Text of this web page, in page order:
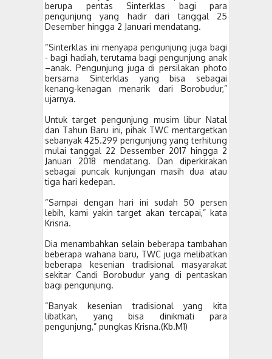
berupa pentas Sinterklas bagi para
pengunjung yang hadir dari tanggal 25
Desember hingga 2 Januari mendatang.
“Sinterklas ini menyapa pengunjung juga bagi
- bagi hadiah, terutama bagi pengunjung anak
–anak. Pengunjung juga di persilakan photo
bersama Sinterklas yang bisa sebagai
kenang-kenagan menarik dari Borobudur,”
ujarnya.
Untuk target pengunjung musim libur Natal
dan Tahun Baru ini, pihak TWC mentargetkan
sebanyak 425.299 pengunjung yang terhitung
mulai tanggal 22 Dessember 2017 hingga 2
Januari 2018 mendatang. Dan diperkirakan
sebagai puncak kunjungan masih dua atau
tiga hari kedepan.
“Sampai dengan hari ini sudah 50 persen
lebih, kami yakin target akan tercapai,” kata
Krisna.
Dia menambahkan selain beberapa tambahan
beberapa wahana baru, TWC juga melibatkan
beberapa kesenian tradisional masyarakat
sekitar Candi Borobudur yang di pentaskan
bagi pengunjung.
“Banyak kesenian tradisional yang kita
libatkan, yang bisa dinikmati para
pengunjung,” pungkas Krisna.(Kb.M1)